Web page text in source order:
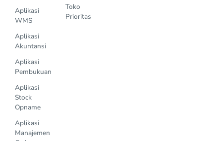
Aplikasi
WMS
Aplikasi
Akuntansi
Aplikasi
Pembukuan
Aplikasi
Stock
Opname
Aplikasi
Manajemen
Toko
Prioritas